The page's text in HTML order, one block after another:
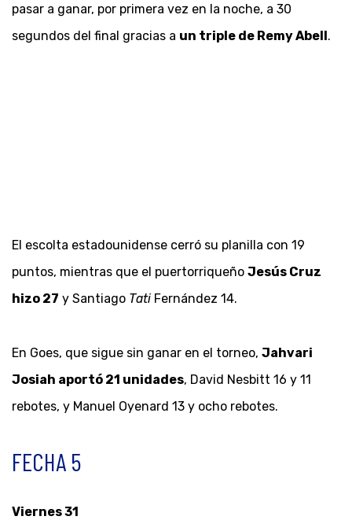
pasar a ganar, por primera vez en la noche, a 30
segundos del final gracias a un triple de Remy Abell.
El escolta estadounidense cerró su planilla con 19
puntos, mientras que el puertorriqueño Jesús Cruz
hizo 27 y Santiago Tati Fernández 14.
En Goes, que sigue sin ganar en el torneo, Jahvari
Josiah aportó 21 unidades, David Nesbitt 16 y 11
rebotes, y Manuel Oyenard 13 y ocho rebotes.
FECHA 5
Viernes 31